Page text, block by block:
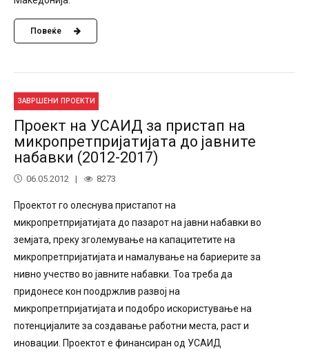
Повеќе
ЗАВРШЕНИ ПРОЕКТИ
Проект на УСАИД за пристап на
микропретпријатијата до јавните
набавки (2012-2017)
06.05.2012 8273
Проектот го олеснува пристапот на
микропретпријатијата до пазарот на јавни набавки во
земјата, преку зголемување на капацитетите на
микропретпријатијата и намалување на бариерите за
нивно учество во јавните набавки. Тоа треба да
придонесе кон поодржлив развој на
микропретпријатијата и подобро искористување на
потенцијалите за создавање работни места, раст и
иновации. Проектот е финансиран од УСАИД